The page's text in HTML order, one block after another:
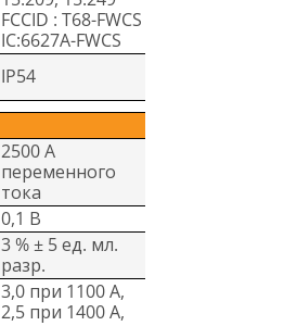
FCCID : T68-FWCS
IC:6627A-FWCS
IP54
2500 A
переменного
тока
0,1 В
3 % ± 5 ед. мл.
разр.
3,0 при 1100 А,
2,5 при 1400 А,